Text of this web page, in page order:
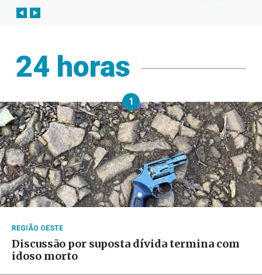
24 horas
1
REGIÃO OESTE
Discussão por suposta dívida termina com
idoso morto